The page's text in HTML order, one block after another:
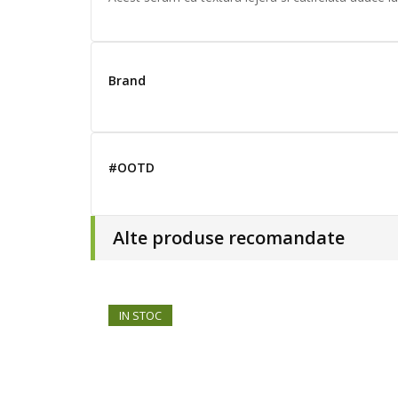
Brand
#OOTD
Alte produse recomandate
IN STOC